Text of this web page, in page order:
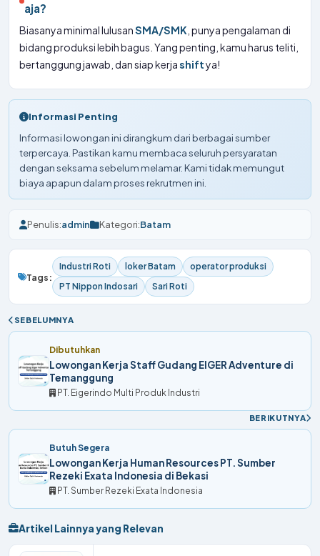
aja?
Biasanya minimal lulusanSMA/SMK , punya pengalaman di
bidang produksi lebih bagus. Yang penting, kamu harus teliti,
bertanggung jawab, dan siap kerjashiftya!
Informasi Penting
Informasi lowongan ini dirangkum dari berbagai sumber
terpercaya. Pastikan kamu membaca seluruh persyaratan
dengan seksama sebelum melamar. Kami tidak memungut
biaya apapun dalam proses rekrutmen ini.
Penulis:admin Kategori:Batam
Tags:
Industri Roti loker Batam
operator produksi
PT Nippon Indosari
Sari Roti
SEBELUMNYA
Dibutuhkan
Lowongan Kerja Staff Gudang EIGER Adventure di
Temanggung
PT. Eigerindo Multi Produk Industri
BERIKUTNYA
Butuh Segera
Lowongan Kerja Human Resources PT. Sumber
Rezeki Exata Indonesia di Bekasi
PT. Sumber Rezeki Exata Indonesia
Artikel Lainnya yang Relevan